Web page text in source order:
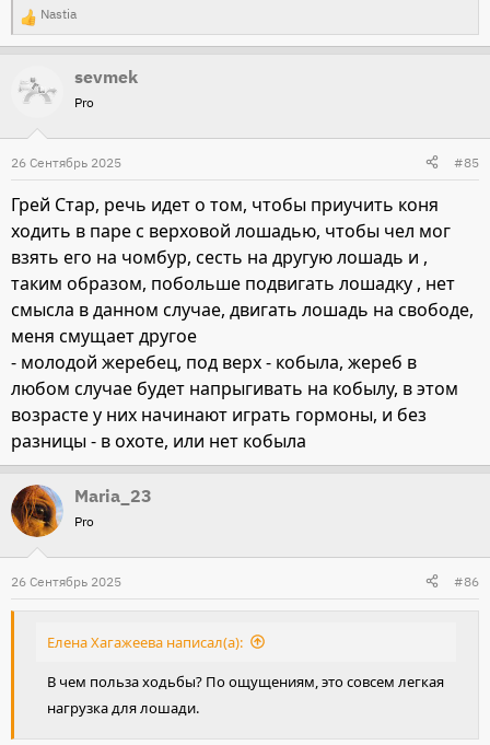
Р
е
а
к
и
и
:
Nastia
sevmek
Pro
26 Сентябрь 2025 #85
Грей Стар, речь идет о том, чтобы приучить коня
ходить в паре с верховой лошадью, чтобы чел мог
взять его на чомбур, сесть на другую лошадь и ,
таким образом, побольше подвигать лошадку , нет
смысла в данном случае, двигать лошадь на свободе,
меня смущает другое
- молодой жеребец, под верх - кобыла, жереб в
любом случае будет напрыгивать на кобылу, в этом
возрасте у них начинают играть гормоны, и без
разницы - в охоте, или нет кобыла
Maria_23
Pro
26 Сентябрь 2025 #86
Елена Хагажеева написал(а):
В чем польза ходьбы? По ощущениям, это совсем легкая
нагрузка для лошади.